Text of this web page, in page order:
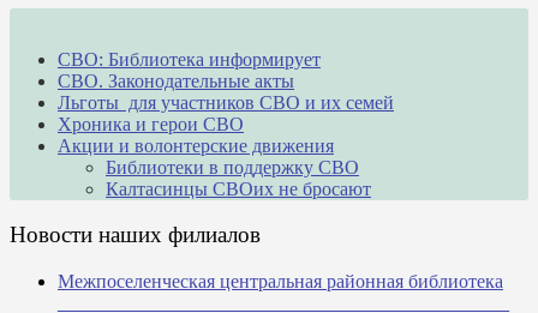
СВО: Библиотека информирует
СВО. Законодательные акты
Льготы для участников СВО и их семей
Хроника и герои СВО
Акции и волонтерские движения
Библиотеки в поддержку СВО
Калтасинцы СВОих не бросают
Новости наших филиалов
Межпоселенческая центральная районная библиотека